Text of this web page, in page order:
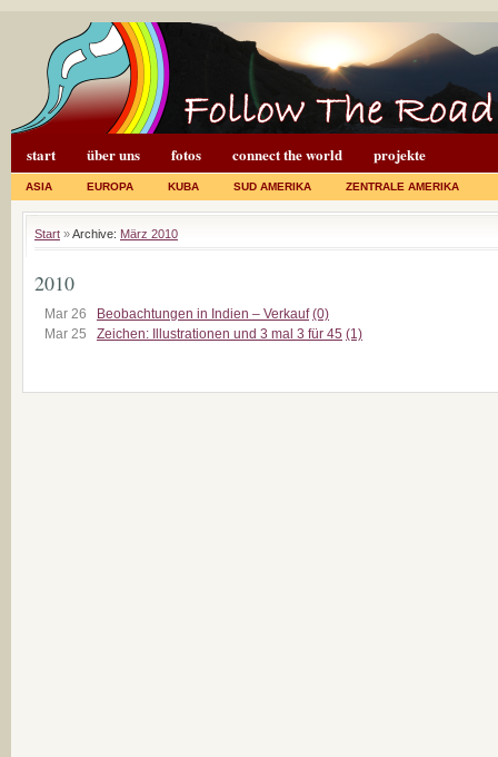
start über uns fotos connect the world projekte
ASIA EUROPA KUBA SUD AMERIKA ZENTRALE AMERIKA
Start »Archive: März 2010
2010
Mar 26 Beobachtungen in Indien – Verkauf (0)
Mar 25
Zeichen: Illustrationen und 3 mal 3 für 45 (1)